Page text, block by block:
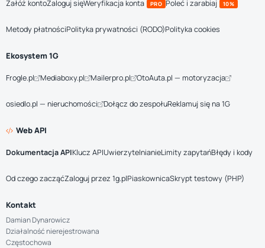
Załóż kontoZaloguj sięWeryfikacja konta PRO Poleć i zarabiaj 10%
Metody płatnościPolityka prywatności (RODO)Polityka cookies
Ekosystem 1G
Frogle.pl Mediaboxy.pl Mailerpro.pl OtoAuta.pl — motoryzacja
osiedlo.pl — nieruchomości Dołącz do zespołuReklamuj się na 1G
Web API
Dokumentacja APIKlucz APIUwierzytelnianieLimity zapytańBłędy i kody
Od czego zacząćZaloguj przez 1g.plPiaskownicaSkrypt testowy (PHP)
Kontakt
Damian Dynarowicz
Działalność nierejestrowana
Częstochowa